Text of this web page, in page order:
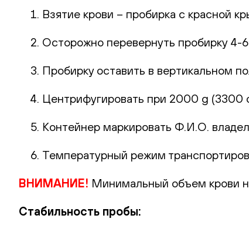
Взятие крови – пробирка с красной
Осторожно перевернуть пробирку 4-6
Пробирку оставить в вертикальном
Центрифугировать при 2000 g (3300
Контейнер маркировать Ф.И.О.
Температурный режим
ВНИМАНИЕ! Минимальный объем крови
Стабильность пробы: